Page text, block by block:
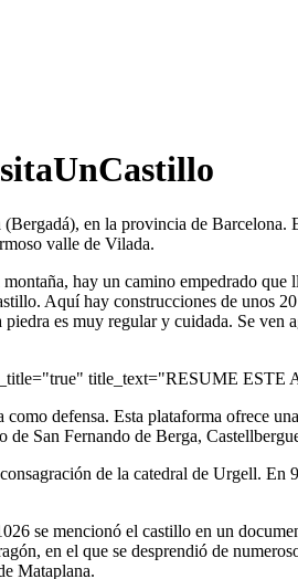
en la provincia de
valle de Vilada.
hay un camino empedrado
Aquí hay construcciones de unos
es muy regular y cuidada. Se
title_text="RESUME
defensa. Esta plataforma ofrece
San Fernando de Berga,
de la catedral de Urgell.
se mencionó el castillo en un
en el que se desprendió de
Mataplana.